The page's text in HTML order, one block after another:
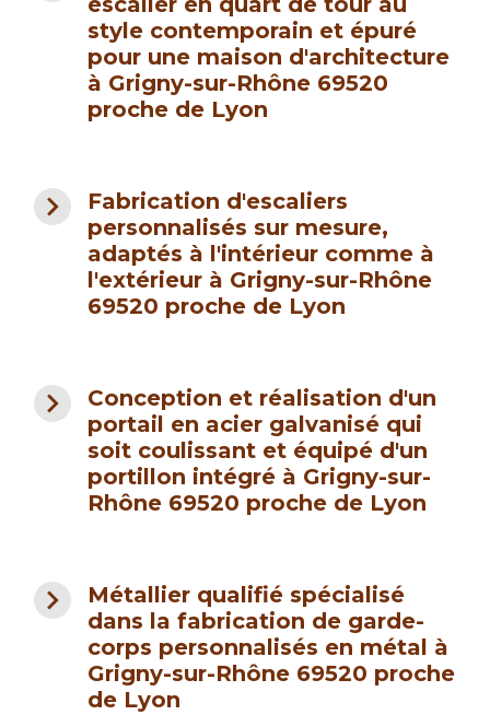
style contemporain et épuré
pour une maison d'architecture
à Grigny-sur-Rhône 69520
proche de Lyon
navigate_next
Fabrication d'escaliers
personnalisés sur mesure,
adaptés à l'intérieur comme à
l'extérieur à Grigny-sur-Rhône
69520 proche de Lyon
navigate_next
Conception et réalisation d'un
portail en acier galvanisé qui
soit coulissant et équipé d'un
portillon intégré à Grigny-sur-
Rhône 69520 proche de Lyon
navigate_next
Métallier qualifié spécialisé
dans la fabrication de garde-
corps personnalisés en métal à
Grigny-sur-Rhône 69520 proche
de Lyon